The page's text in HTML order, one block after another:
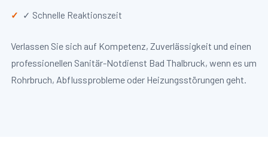
✓ Schnelle Reaktionszeit
Verlassen Sie sich auf Kompetenz, Zuverlässigkeit und einen
professionellen Sanitär-Notdienst Bad Thalbruck, wenn es um
Rohrbruch, Abflussprobleme oder Heizungsstörungen geht.